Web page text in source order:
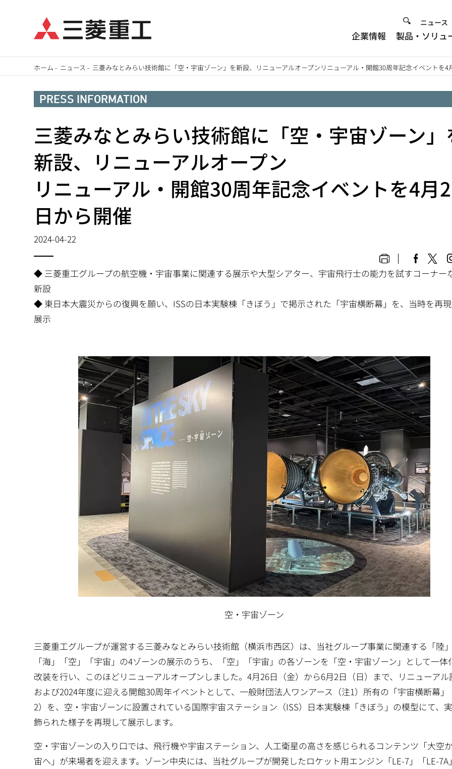
イ
ニュース
企業情報 製品・ソリュ
ホーム - ニュース - 三菱みなとみらい技術館に「空・宇宙ゾーン」を新設、リニューアルオープンリニューアル・開館30周年記念イベントを4
PRESS INFORMATION
三菱みなとみらい技術館に「空・宇宙ゾーン」
新設、リニューアルオープン
リニューアル・開館30周年記念イベントを4月
日から開催
2024-04-22
◆ 三菱重工グループの航空機・宇宙事業に関連する展示や大型シアター、宇宙飛行士の能力を試すコーナー
新設
◆ 東日本大震災からの復興を願い、ISSの日本実験棟「きぼう」で掲示された「宇宙横断幕」を、当時を再
展示
空・宇宙ゾーン
三菱重工グループが運営する三菱みなとみらい技術館（横浜市西区）は、当社グループ事業に関連する「陸
「海」「空」「宇宙」の4ゾーンの展示のうち、「空」「宇宙」の各ゾーンを「空・宇宙ゾーン」として一体
改装を行い、このほどリニューアルオープンしました。4月26日（金）から6月2日（日）まで、リニューアル
および2024年度に迎える開館30周年イベントとして、一般財団法人ワンアース（注1）所有の「宇宙横断幕」
2）を、空・宇宙ゾーンに設置されている国際宇宙ステーション（ISS）日本実験棟「きぼう」の模型にて、
飾られた様子を再現して展示します。
空・宇宙ゾーンの入り口では、飛行機や宇宙ステーション、人工衛星の高さを感じられるコンテンツ「大空
宙へ」が来場者を迎えます。ゾーン中央には、当社グループが開発したロケット用エンジン「LE-7」「LE-7A